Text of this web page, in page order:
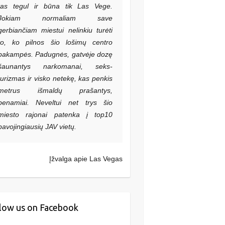
tegul ir būna tik Las Vege.
normaliam save
miestui nelinkiu turėti
ko pilnos šio lošimų centro
Padugnės, gatvėje dozę
narkomanai, seks-
ir visko netekę, kas penkis
išmaldų prašantys,
Neveltui net trys šio
rajonai patenka į top10
JAV vietų.
Įžvalga apie Las Vegas
us on Facebook